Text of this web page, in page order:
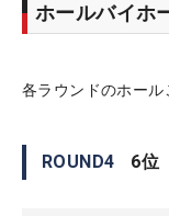
ホールバイホ
各ラウンドのホール
ROUND4 6位